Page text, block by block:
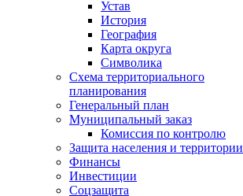
Устав
История
География
Карта округа
Символика
Схема территориального
планирования
Генеральный план
Муниципальный заказ
Комиссия по контролю
Защита населения и территории
Финансы
Инвестиции
Соцзащита